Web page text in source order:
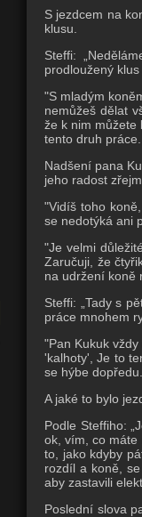
S jezdcem na
klusu.
Steffi:
prodloužený
"S mladým
nemůžeš dělat
že k nim můžete
tento druh práce.
Nadšení pana
jeho radost
"Vidíš toho
se nedotýká ani
"Je velmi
Zaručuji, že
na udržení koně
Steffi: „Tady s
práce mnohem
"Pan Kukuk
'kalhoty', Je to
se hýbe dopředu.
A jaké to bylo
Podle Steffiho:
ok, vím, co máte
to, jako kdyby
rozdíl a koně,
aby zastavili
Poslední slova